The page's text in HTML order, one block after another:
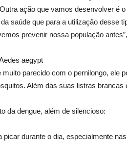
ação que vamos desenvolver é
saúde que para a utilização desse
prevenir nossa população
aegypt
muito parecido com o pernilongo, ele
Além das suas listras brancas
da dengue, além de silencioso:
picar durante o dia, especialmente